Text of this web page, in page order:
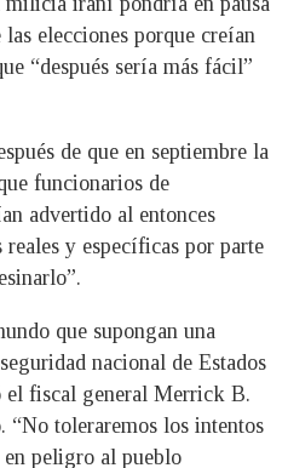
las elecciones porque creían
“después sería más fácil”
de que en septiembre la
funcionarios de
advertido al entonces
reales y específicas por parte
que supongan una
nacional de Estados
fiscal general Merrick B.
“No toleraremos los intentos
peligro al pueblo